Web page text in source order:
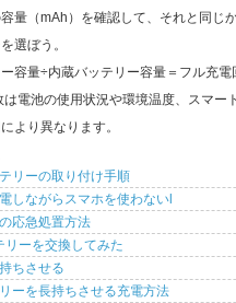
量（mAh）を確認して、それと同じ
選ぼう。
容量÷内蔵バッテリー容量＝フル充
電池の使用状況や環境温度、スマー
より異なります。
リーの取り付け手順
しながらスマホを使わないl
応急処置方法
リーを交換してみた
ちさせる
ーを長持ちさせる充電方法